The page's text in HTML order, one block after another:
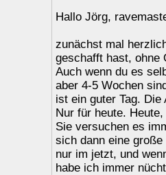
Hallo Jörg,
zunächst mal
geschafft hast, ohne
Auch wenn du es
aber 4-5 Wochen
ist ein guter Tag.
Nur für heute.
Sie versuchen es
sich dann eine
nur im jetzt, und
habe ich immer